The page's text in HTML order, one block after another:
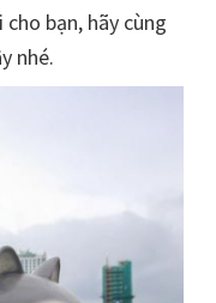
bạn, hãy cùng
nhé.